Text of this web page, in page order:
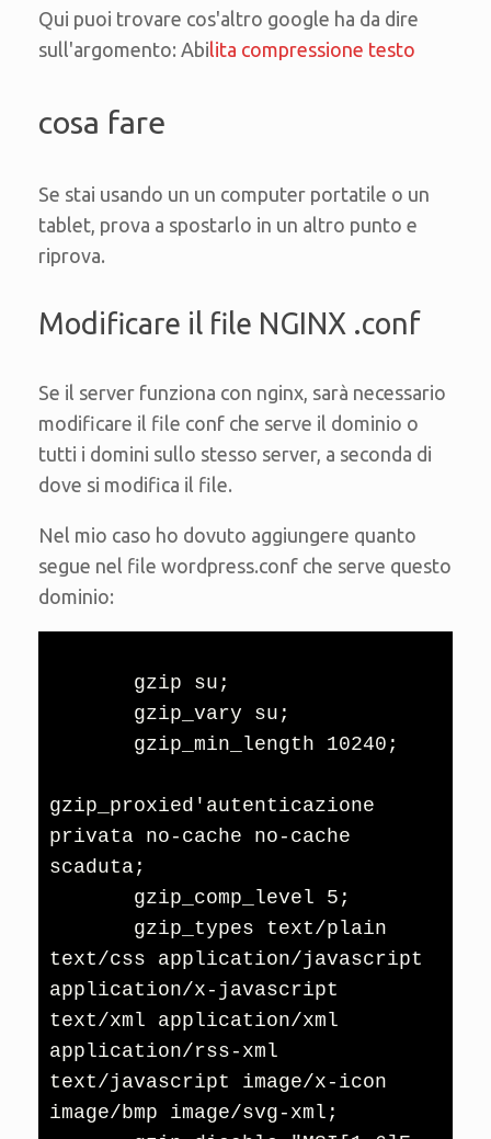
Qui puoi trovare cos'altro google ha da dire
sull'argomento: Abilita compressione testo
cosa fare
Se stai usando un un computer portatile o un
tablet, prova a spostarlo in un altro punto e
riprova.
Modificare il file NGINX .conf
Se il server funziona con nginx, sarà necessario
modificare il file conf che serve il dominio o
tutti i domini sullo stesso server, a seconda di
dove si modifica il file.
Nel mio caso ho dovuto aggiungere quanto
segue nel file wordpress.conf che serve questo
dominio:
gzip_proxied'autenticazione
privata no-cache no-cache
scaduta;
text/css application/javascript
application/x-javascript
text/xml application/xml
application/rss-xml
text/javascript image/x-icon
image/bmp image/svg-xml;